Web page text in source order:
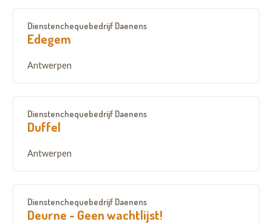
Dienstenchequebedrijf Daenens
Edegem
Antwerpen
Dienstenchequebedrijf Daenens
Duffel
Antwerpen
Dienstenchequebedrijf Daenens
Deurne - Geen wachtlijst!